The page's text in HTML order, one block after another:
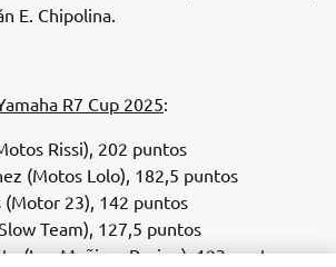
E. Chipolina.
R7 Cup 2025:
Rissi), 202 puntos
(Motos Lolo), 182,5 puntos
(Motor 23), 142 puntos
Team), 127,5 puntos
(Los Mañicos Racing), 123 puntos